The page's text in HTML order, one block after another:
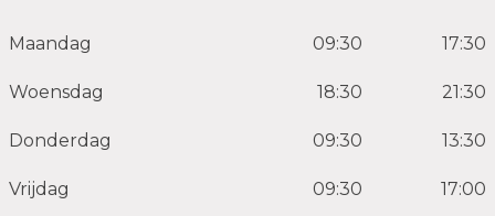
Maandag 09:30 17:30
Woensdag 18:30 21:30
Donderdag 09:30 13:30
Vrijdag 09:30 17:00